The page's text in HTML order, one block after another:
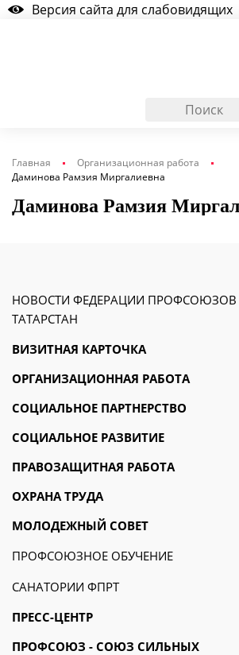
Версия сайта для слабовидящих
Главная
Организационная работа
Даминова Рамзия Миргалиевна
Даминова Рамзия
НОВОСТИ ФЕДЕРАЦИИ ПРОФСОЮЗОВ
ТАТАРСТАН
ВИЗИТНАЯ КАРТОЧКА
ОРГАНИЗАЦИОННАЯ РАБОТА
СОЦИАЛЬНОЕ ПАРТНЕРСТВО
СОЦИАЛЬНОЕ РАЗВИТИЕ
ПРАВОЗАЩИТНАЯ РАБОТА
ОХРАНА ТРУДА
МОЛОДЕЖНЫЙ СОВЕТ
ПРОФСОЮЗНОЕ ОБУЧЕНИЕ
САНАТОРИИ ФПРТ
ПРЕСС-ЦЕНТР
ПРОФСОЮЗ - СОЮЗ СИЛЬНЫХ